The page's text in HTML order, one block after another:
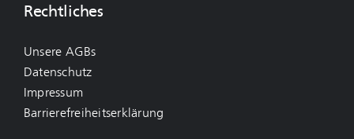
Rechtliches
Unsere AGBs
Datenschutz
Impressum
Barrierefreiheitserklärung